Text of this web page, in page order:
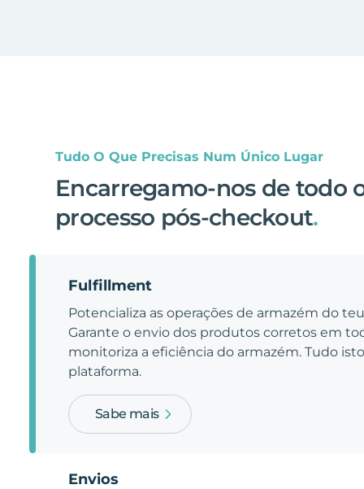
Tudo O Que Precisas Num Único Lugar
Encarregamo-nos de todo
processo pós-checkout.
Fulfillment
Potencializa as operações de armazém do
Garante o envio dos produtos corretos em
monitoriza a eficiência do armazém. Tudo
plataforma.
Sabe mais
Envios